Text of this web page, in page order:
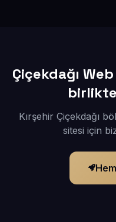
Çiçekdağı
Kırşehir Çiçekdağı
sitesi için